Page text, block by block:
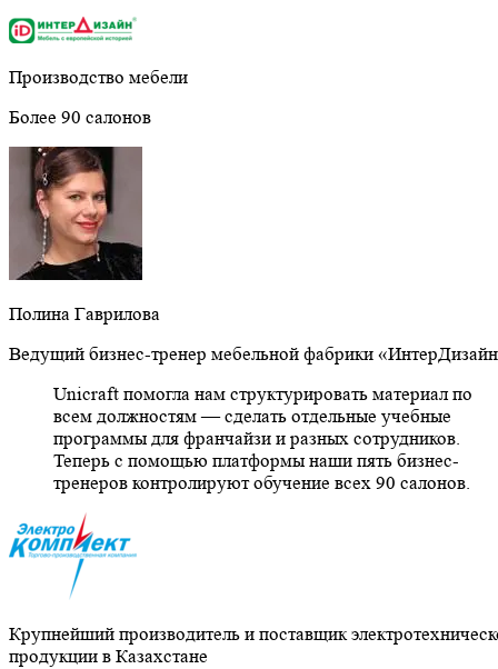
Производство мебели
Более 90 салонов
Полина Гаврилова
Ведущий бизнес-тренер мебельной фабрики
Unicraft помогла нам структурировать материал по
всем должностям — сделать отдельные учебные
программы для франчайзи и разных сотрудников.
Теперь с помощью платформы наши пять бизнес-
тренеров контролируют обучение всех 90 салонов.
Крупнейший производитель и поставщик
продукции в Казахстане